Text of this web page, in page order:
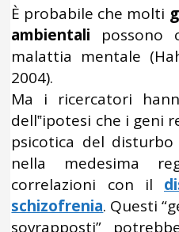
È probabile che molti
ambientali possono
malattia mentale
2004).
Ma i ricercatori
dell‟ipotesi che i geni
psicotica del
nella medesima
correlazioni con il
schizofrenia. Questi
sovrapposti”